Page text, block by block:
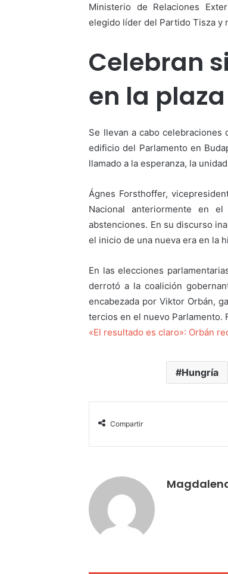
Ministerio de Relaciones
elegido líder del Partido Tisza y
Celebran
en la
Se llevan a cabo
edificio del Parlamento en
llamado a la esperanza, la
Ágnes Forsthoffer,
Nacional anteriormente en
abstenciones. En su discurso
el inicio de una nueva era en la
En las elecciones
derrotó a la coalición
encabezada por Viktor Orbán,
tercios en el nuevo Parlamento.
«El resultado es claro»: Orbán
Hungría
Compartir